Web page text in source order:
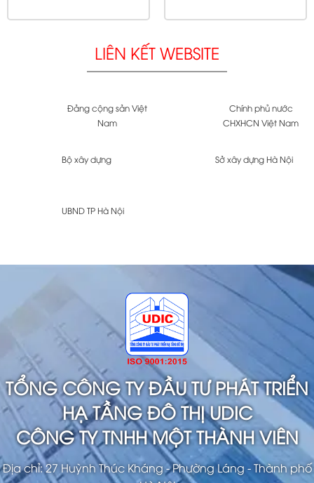
LIÊN KẾT WEBSITE
Đảng cộng sản Việt
Nam
Chính phủ nước
CHXHCN Việt Nam
Bộ xây dựng Sở xây dựng Hà Nội
UBND TP Hà Nội
TỔNG CÔNG TY ĐẦU TƯ PHÁT TRIỂN
HẠ TẦNG ĐÔ THỊ UDIC
CÔNG TY TNHH MỘT THÀNH VIÊN
Địa chỉ: 27 Huỳnh Thúc Kháng - Phường Láng - Thành phố